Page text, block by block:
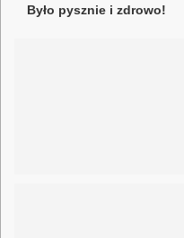
Było pysznie i zdrowo!